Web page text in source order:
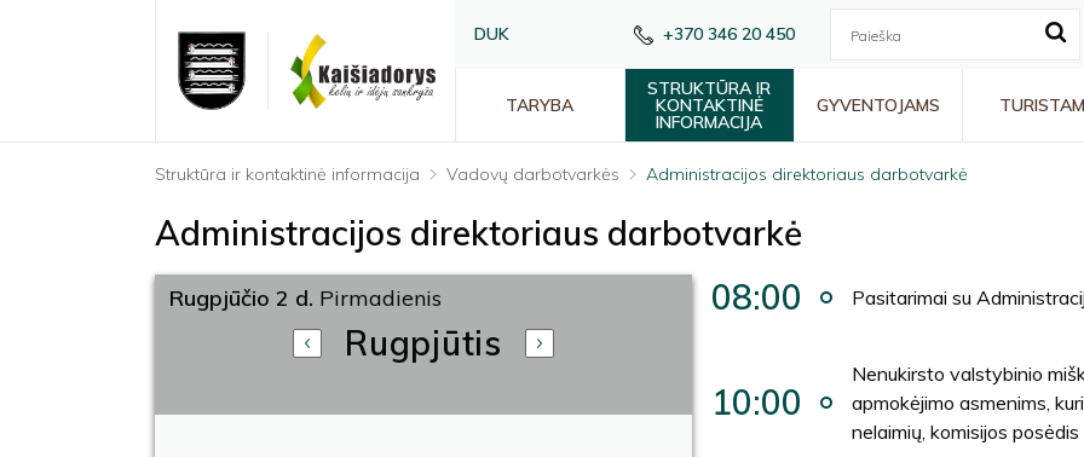
DUK +370 346 20 450
TARYBA
STRUKTŪRA IR
KONTAKTINĖ
INFORMACIJA
GYVENTOJAMS
Struktūra ir kontaktinė informacija Vadovų darbotvarkės Administracijos direktoriaus darbotvarkė
Administracijos direktoriaus darbotvarkė
Rugpjūčio 2 d. Pirmadienis
Rugpjūtis
08:00 Pasitarimai su
10:00
Nenukirsto valstybinio
apmokėjimo asmenims,
nelaimių, komisijos posėdis